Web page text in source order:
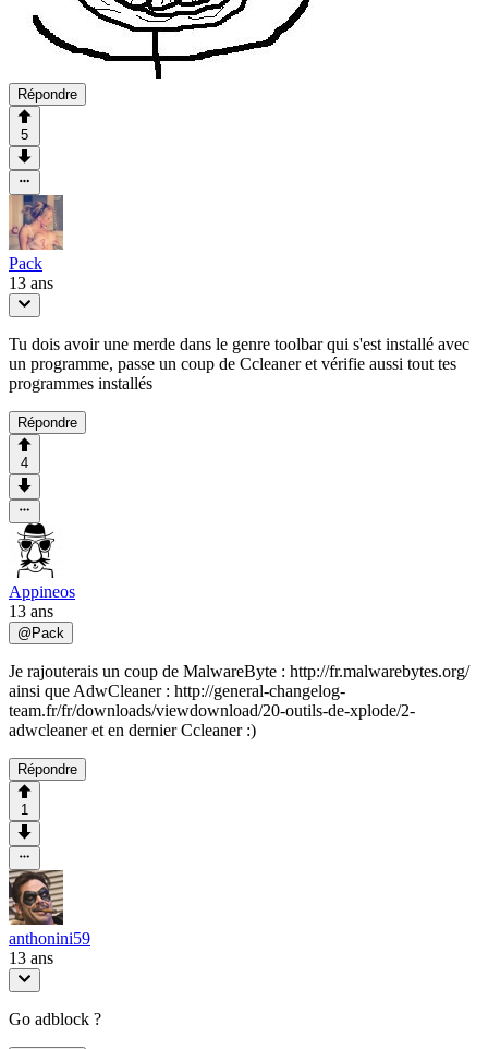
Répondre
5
Pack
13 ans
Tu dois avoir une merde dans le genre toolbar qui s'est installé avec
un programme, passe un coup de Ccleaner et vérifie aussi tout tes
programmes installés
Répondre
4
Appineos
13 ans
@ Pack
Je rajouterais un coup de MalwareByte : http://fr.malwarebytes.org/
ainsi que AdwCleaner : http://general-changelog-
team.fr/fr/downloads/viewdownload/20-outils-de-xplode/2-
adwcleaner et en dernier Ccleaner :)
Répondre
1
anthonini59
13 ans
Go adblock ?